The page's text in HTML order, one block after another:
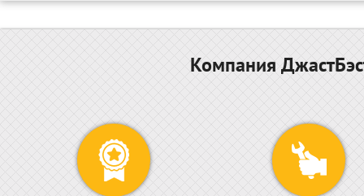
Компания